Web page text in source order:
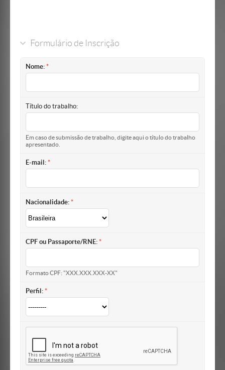
Formulário de Inscrição
Nome:
Título do trabalho:
Em caso de submissão de trabalho, digite aqui o título do trabalho
apresentado.
E-mail:
Nacionalidade:
CPF ou Passaporte/RNE:
Formato CPF: "XXX.XXX.XXX-XX"
Perfil: